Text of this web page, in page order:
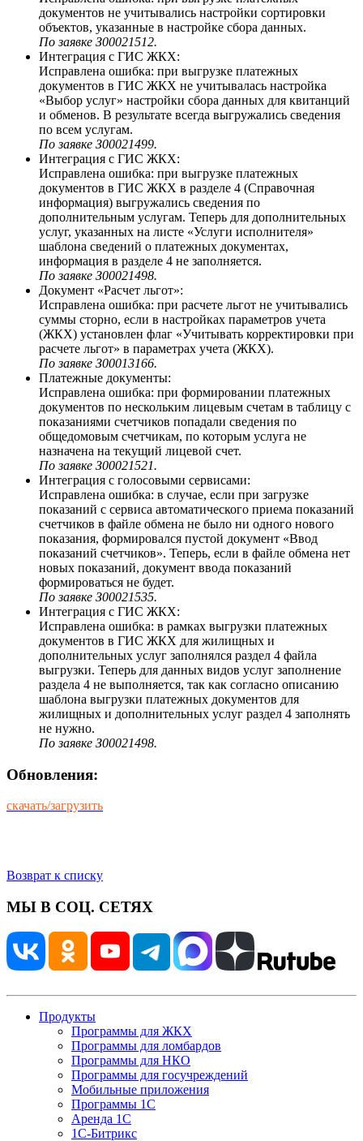
документов не учитывались настройки сортировки
объектов, указанные в настройке сбора данных.
По заявке З00021512.
Интеграция с ГИС ЖКХ:
Исправлена ошибка: при выгрузке платежных
документов в ГИС ЖКХ не учитывалась настройка
«Выбор услуг» настройки сбора данных для квитанций
и обменов. В результате всегда выгружались сведения
по всем услугам.
По заявке З00021499.
Интеграция с ГИС ЖКХ:
Исправлена ошибка: при выгрузке платежных
документов в ГИС ЖКХ в разделе 4 (Справочная
информация) выгружались сведения по
дополнительным услугам. Теперь для дополнительных
услуг, указанных на листе «Услуги исполнителя»
шаблона сведений о платежных документах,
информация в разделе 4 не заполняется.
По заявке З00021498.
Документ «Расчет льгот»:
Исправлена ошибка: при расчете льгот не учитывались
суммы сторно, если в настройках параметров учета
(ЖКХ) установлен флаг «Учитывать корректировки при
расчете льгот» в параметрах учета (ЖКХ).
По заявке З00013166.
Платежные документы:
Исправлена ошибка: при формировании платежных
документов по нескольким лицевым счетам в таблицу с
показаниями счетчиков попадали сведения по
общедомовым счетчикам, по которым услуга не
назначена на текущий лицевой счет.
По заявке З00021521.
Интеграция с голосовыми сервисами:
Исправлена ошибка: в случае, если при загрузке
показаний с сервиса автоматического приема показаний
счетчиков в файле обмена не было ни одного нового
показания, формировался пустой документ «Ввод
показаний счетчиков». Теперь, если в файле обмена нет
новых показаний, документ ввода показаний
формироваться не будет.
По заявке З00021535.
Интеграция с ГИС ЖКХ:
Исправлена ошибка: в рамках выгрузки платежных
документов в ГИС ЖКХ для жилищных и
дополнительных услуг заполнялся раздел 4 файла
выгрузки. Теперь для данных видов услуг заполнение
раздела 4 не выполняется, так как согласно описанию
шаблона выгрузки платежных документов для
жилищных и дополнительных услуг раздел 4 заполнять
не нужно.
По заявке З00021498.
Обновления:
скачать/загрузить
Возврат к списку
МЫ В СОЦ. СЕТЯХ
Продукты
Программы для ЖКХ
Программы для ломбардов
Программы для НКО
Программы для госучреждений
Мобильные приложения
Программы 1С
Аренда 1С
1С-Битрикс